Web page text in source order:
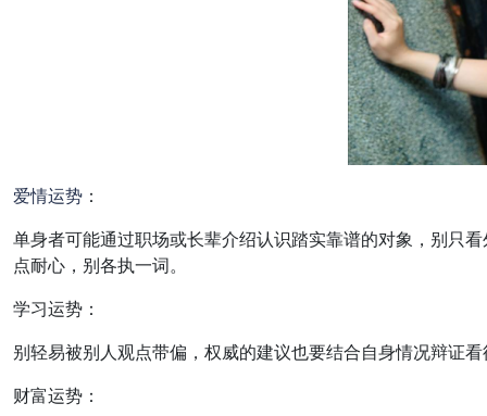
爱情运势 ：
单身者可能通过职场或长辈介绍认识踏实靠谱的对象，别只
点耐心，别各执一词。
学习运势：
别轻易被别人观点带偏，权威的建议也要结合自身情况辩证
财富运势：